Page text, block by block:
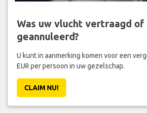
Was uw vlucht vertraagd of
geannuleerd?
U kunt in aanmerking komen voor een
EUR per persoon in uw gezelschap.
CLAIM NU!